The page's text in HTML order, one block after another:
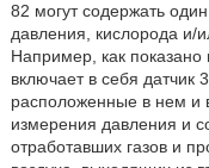
82 могут содержать
давления, кислорода и/
Например, как показано
включает в себя датчик
расположенные в нем и
измерения давления и
отработавших газов и